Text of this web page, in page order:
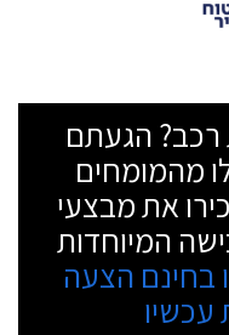
רכב? הגעתם
מהמומחים
את מבצעי
המיוחדות
בחינם הצעה
עכשיו